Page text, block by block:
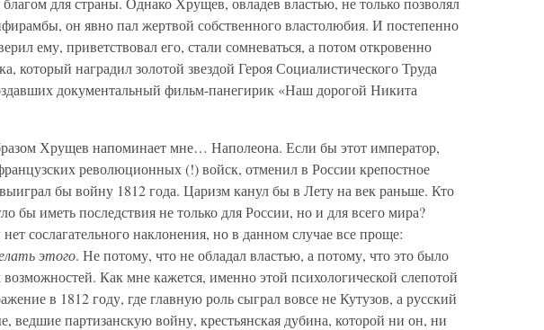
он явно пал жертвой собственного властолюбия. И постепенно
ему, приветствовал его, стали сомневаться, а потом откровенно
который наградил золотой звездой Героя Социалистического Труда
документальный фильм-панегирик «Наш дорогой Никита
Хрущев напоминает мне… Наполеона. Если бы этот император,
революционных (!) войск, отменил в России крепостное
бы войну 1812 года. Царизм канул бы в Лету на век раньше. Кто
бы иметь последствия не только для России, но и для всего мира?
сослагательного наклонения, но в данном случае все проще:
этого. Не потому, что не обладал властью, а потому, что это было
Как мне кажется, именно этой психологической слепотой
в 1812 году, где главную роль сыграл вовсе не Кутузов, а русский
ведшие партизанскую войну, крестьянская дубина, которой ни он, ни